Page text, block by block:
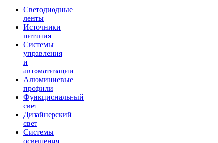
Светодиодные
ленты
Источники
питания
Системы
управления
и
автоматизации
Алюминиевые
профили
Функциональный
свет
Дизайнерский
свет
Системы
освещения